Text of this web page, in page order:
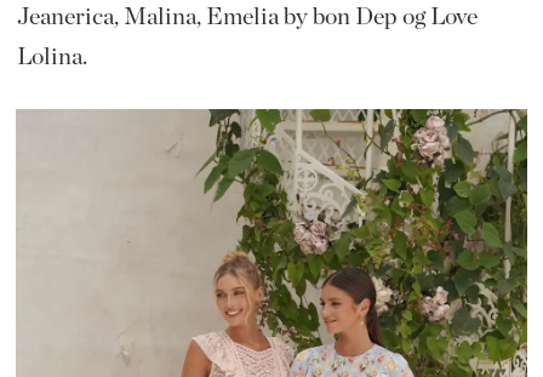
Jeanerica, Malina, Emelia by bon Dep og Love
Lolina.